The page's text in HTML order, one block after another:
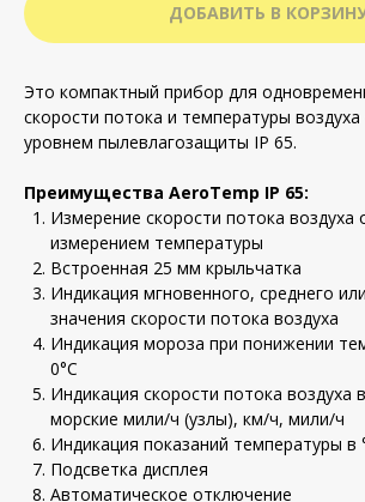
ДОБАВИТЬ В
Это компактный прибор для
скорости потока и температуры
уровнем пылевлагозащиты IP 65.
Преимущества AeroTemp IP 65:
Измерение скорости потока воздуха
измерением температуры
Встроенная 25 мм крыльчатка
Индикация мгновенного, среднего
значения скорости потока воздуха
Индикация мороза при понижении
0°С
Индикация скорости потока воздуха
морские мили/ч (узлы), км/ч, мили/ч
Индикация показаний температуры в
Подсветка дисплея
Автоматическое отключение